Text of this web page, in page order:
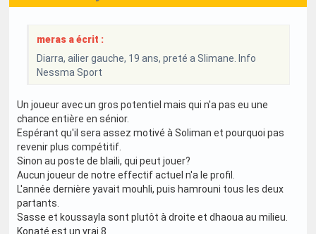
meras a écrit :
Diarra, ailier gauche, 19 ans, preté a Slimane. Info
Nessma Sport
Un joueur avec un gros potentiel mais qui n'a pas eu une
chance entière en sénior.
Espérant qu'il sera assez motivé à Soliman et pourquoi pas
revenir plus compétitif.
Sinon au poste de blaili, qui peut jouer?
Aucun joueur de notre effectif actuel n'a le profil.
L'année dernière yavait mouhli, puis hamrouni tous les deux
partants.
Sasse et koussayla sont plutôt à droite et dhaoua au milieu.
Konaté est un vrai 8.